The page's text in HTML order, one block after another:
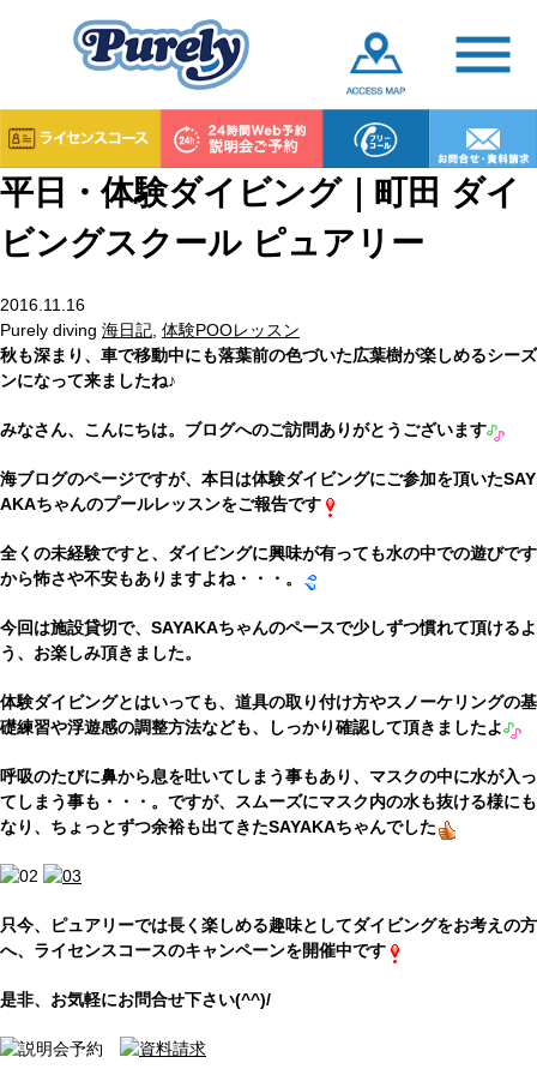
平日・体験ダイビング｜町田 ダイ
ビングスクール ピュアリー
2016.11.16
Purely diving 海日記 体験POOレッスン
秋も深まり、車で移動中にも落葉前の色づいた広葉樹が楽しめるシーズ
ンになって来ましたね♪
みなさん、こんにちは。ブログへのご訪問ありがとうございます
海ブログのページですが、本日は体験ダイビングにご参加を頂いたSAY
AKAちゃんのプールレッスンをご報告です
全くの未経験ですと、ダイビングに興味が有っても水の中での遊びです
から怖さや不安もありますよね・・・。
今回は施設貸切で、SAYAKAちゃんのペースで少しずつ慣れて頂けるよ
う、お楽しみ頂きました。
体験ダイビングとはいっても、道具の取り付け方やスノーケリングの基
礎練習や浮遊感の調整方法なども、しっかり確認して頂きましたよ
呼吸のたびに鼻から息を吐いてしまう事もあり、マスクの中に水が入っ
てしまう事も・・・。ですが、スムーズにマスク内の水も抜ける様にも
なり、ちょっとずつ余裕も出てきたSAYAKAちゃんでした
只今、ピュアリーでは長く楽しめる趣味としてダイビングをお考えの方
へ、ライセンスコースのキャンペーンを開催中です
是非、お気軽にお問合せ下さい(^^)/